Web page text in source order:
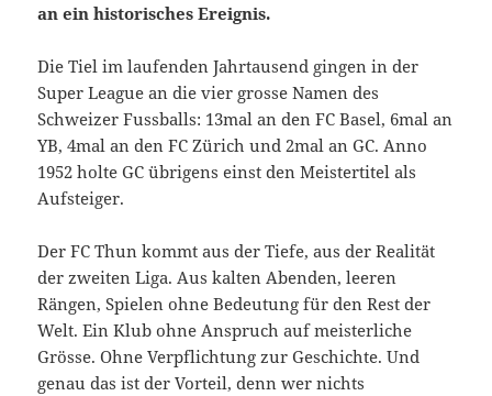
an ein historisches Ereignis.
Die Tiel im laufenden Jahrtausend gingen in der
Super League an die vier grosse Namen des
Schweizer Fussballs: 13mal an den FC Basel, 6mal an
YB, 4mal an den FC Zürich und 2mal an GC. Anno
1952 holte GC übrigens einst den Meistertitel als
Aufsteiger.
Der FC Thun kommt aus der Tiefe, aus der Realität
der zweiten Liga. Aus kalten Abenden, leeren
Rängen, Spielen ohne Bedeutung für den Rest der
Welt. Ein Klub ohne Anspruch auf meisterliche
Grösse. Ohne Verpflichtung zur Geschichte. Und
genau das ist der Vorteil, denn wer nichts